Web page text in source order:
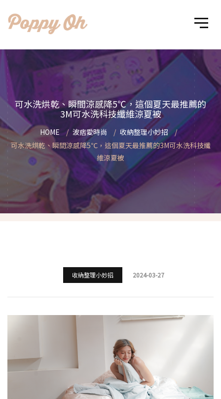
可水洗烘乾、瞬間涼感降5℃，這個夏天最推薦的
3M可水洗科技纖維涼夏被
HOME 波痞愛時尚
收納整理小妙招
可水洗烘乾、瞬間涼感降5℃，這個夏天最推薦的3M可水洗科技纖
維涼夏被
收納整理小妙招 2024-03-27